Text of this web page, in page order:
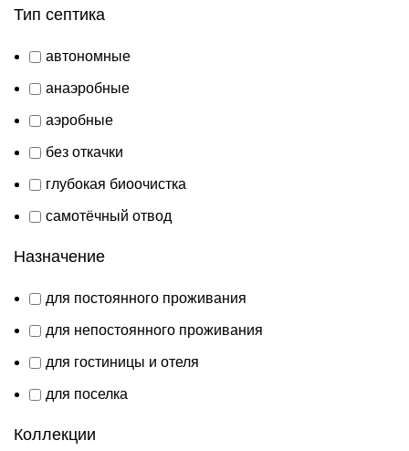
Тип септика
автономные
анаэробные
аэробные
без откачки
глубокая биоочистка
самотёчный отвод
Назначение
для постоянного проживания
для непостоянного проживания
для гостиницы и отеля
для поселка
Коллекции